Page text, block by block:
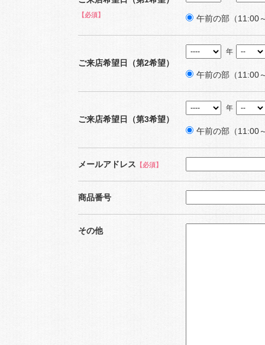
【必須】 午前の部（11:00
ご来店希望日（第2希望）
年
午前の部（11:00
ご来店希望日（第3希望）
年
午前の部（11:00
メールアドレス 【必須】
商品番号
その他